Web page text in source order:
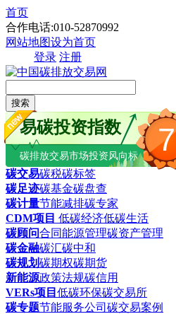
首页
合作电话:010-52870992
网站地图设为首页
登录 注册
搜索
7
易碳投资指数
碳排放交易市场投资风向标
碳交易碳税碳标签
碳足迹碳基金碳盘查
碳计量节能减排碳专家
CDM项目 低碳经济低碳生活
碳顾问合同能源管理碳资产管理
碳金融碳汇碳中和
碳规划碳期权碳期货
新能源政策法规碳信用
VERs项目 低碳环保碳交易所
碳专题节能服务公司 碳交易案例